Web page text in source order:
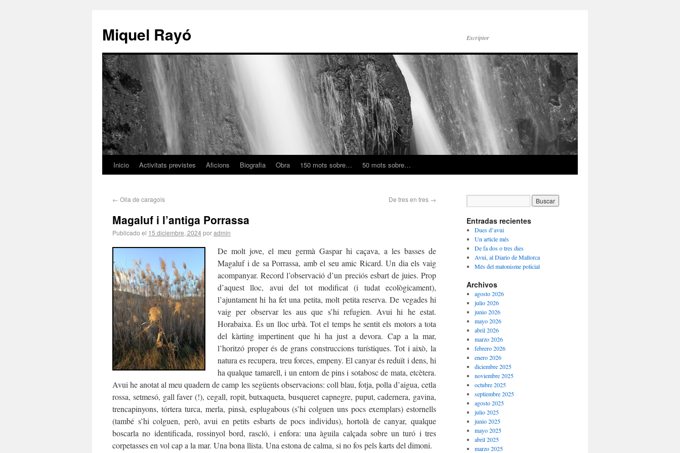
Miquel Rayó Escriptor
Inicio Activitats previstes Aficions Biografia Obra 150 mots sobre… 50 mots sobre…
← Olla de caragols De tres en tres →
Magaluf i l’antiga Porrassa
Publicado el 15 diciembre, 2024poradmin
De molt jove, el meu germà Gaspar hi caçava, a les basses de
Magaluf i de sa Porrassa, amb el seu amic Ricard. Un dia els vaig
acompanyar. Record l’observació d’un preciós esbart de juies. Prop
d’aquest lloc, avui del tot modificat (i tudat ecològicament),
l’ajuntament hi ha fet una petita, molt petita reserva. De vegades hi
vaig per observar les aus que s’hi refugien. Avui hi he estat.
Horabaixa. És un lloc urbà. Tot el temps he sentit els motors a tota
del kàrting impertinent que hi ha just a devora. Cap a la mar,
l’horitzó proper és de grans construccions turístiques. Tot i això, la
natura es recupera, treu forces, empeny. El canyar és reduït i dens, hi
ha qualque tamarell, i un entorn de pins i sotabosc de mata, etcètera.
Avui he anotat al meu quadern de camp les següents observacions: coll blau, fotja, polla d’aigua, cetla
rossa, setmesó, gall faver (!), cegall, ropit, butxaqueta, busqueret capnegre, puput, cadernera, gavina,
trencapinyons, tórtera turca, merla, pinsà, esplugabous (s’hi colguen uns pocs exemplars) estornells
(també s’hi colguen, però, avui en petits esbarts de pocs individus), hortolà de canyar, qualque
boscarla no identificada, rossinyol bord, rascló, i enfora: una àguila calçada sobre un turó i tres
corpetasses en vol cap a la mar. Una bona llista. Una estona de calma, si no fos pels karts del dimoni.
Entradas recientes
Dues d’avui
Un article més
De fa dos o tres dies
Avui, al Diario de Mallorca
Més del matonisme policial
Archivos
agosto 2026
julio 2026
junio 2026
mayo 2026
abril 2026
marzo 2026
febrero 2026
enero 2026
diciembre 2025
noviembre 2025
octubre 2025
septiembre 2025
agosto 2025
julio 2025
junio 2025
mayo 2025
abril 2025
marzo 2025